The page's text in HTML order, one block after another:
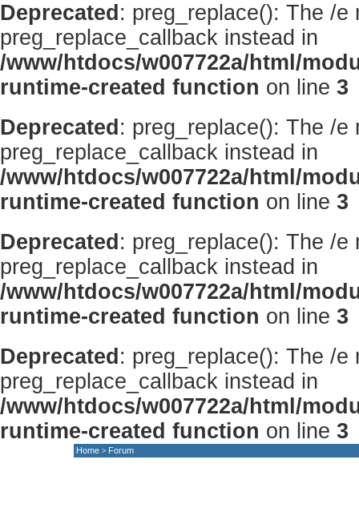
Deprecated : preg_replace(): The /
preg_replace_callback instead in
/www/htdocs/w007722a/html/
runtime-created function on line 3
Deprecated : preg_replace(): The /
preg_replace_callback instead in
/www/htdocs/w007722a/html/
runtime-created function on line 3
Deprecated : preg_replace(): The /
preg_replace_callback instead in
/www/htdocs/w007722a/html/
runtime-created function on line 3
Deprecated : preg_replace(): The /
preg_replace_callback instead in
/www/htdocs/w007722a/html/
runtime-created function on line 3
Home> Forum